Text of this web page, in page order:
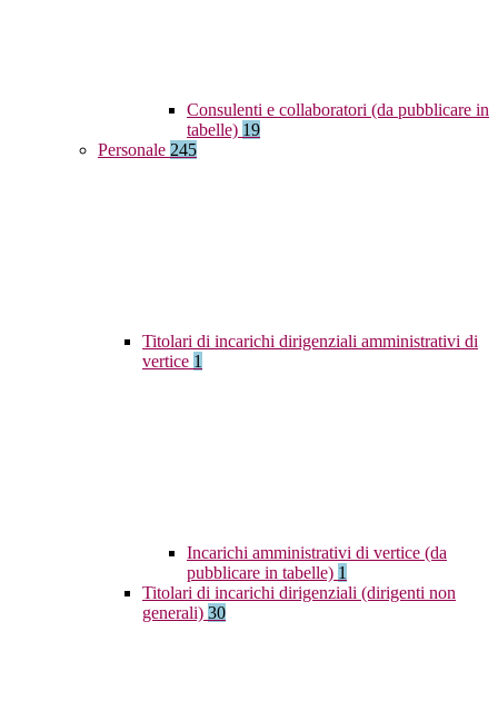
Consulenti e collaboratori (da pubblicare in
tabelle) 19
Personale 245
Titolari di incarichi dirigenziali amministrativi di
vertice 1
Incarichi amministrativi di vertice (da
pubblicare in tabelle) 1
Titolari di incarichi dirigenziali (dirigenti non
generali) 30